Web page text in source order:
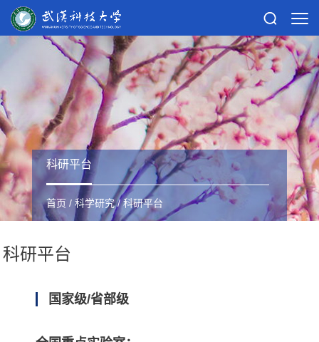
科研平台
首页 / 科学研究/科研平台
科研平台
国家级/省部级